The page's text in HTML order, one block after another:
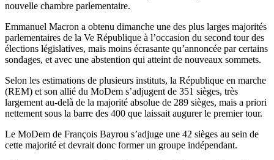
nouvelle chambre parlementaire.
Emmanuel Macron a obtenu dimanche une des plus larges majorités
parlementaires de la Ve République à l’occasion du second tour des
élections législatives, mais moins écrasante qu’annoncée par certains
sondages, et avec une abstention qui atteint de nouveaux sommets.
Selon les estimations de plusieurs instituts, la République en marche
(REM) et son allié du MoDem s’adjugent de 351 sièges, très
largement au-delà de la majorité absolue de 289 sièges, mais a priori
nettement sous la barre des 400 que laissait augurer le premier tour.
Le MoDem de François Bayrou s’adjuge une 42 sièges au sein de
cette majorité et devrait donc former un groupe indépendant.